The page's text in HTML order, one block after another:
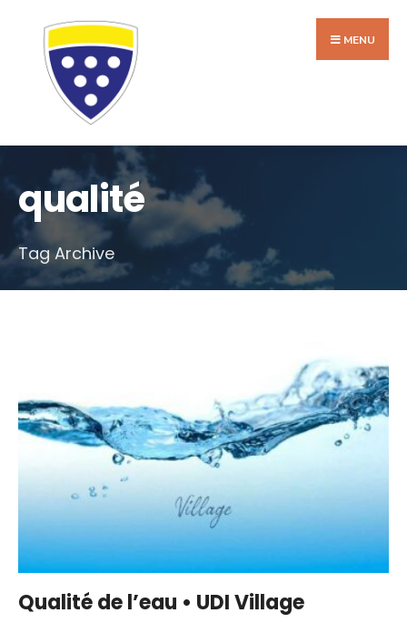
content
MENU
qualité
Tag Archive
Qualité de l’eau • UDI Village
for: